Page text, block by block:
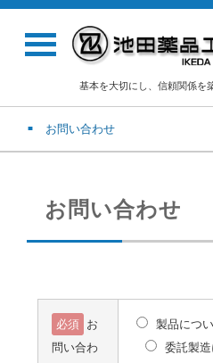
基本を大切にし、信頼関係を
お問い合わせ
お問い合わせ
必須
お
問い合わ
製品につ
委託製